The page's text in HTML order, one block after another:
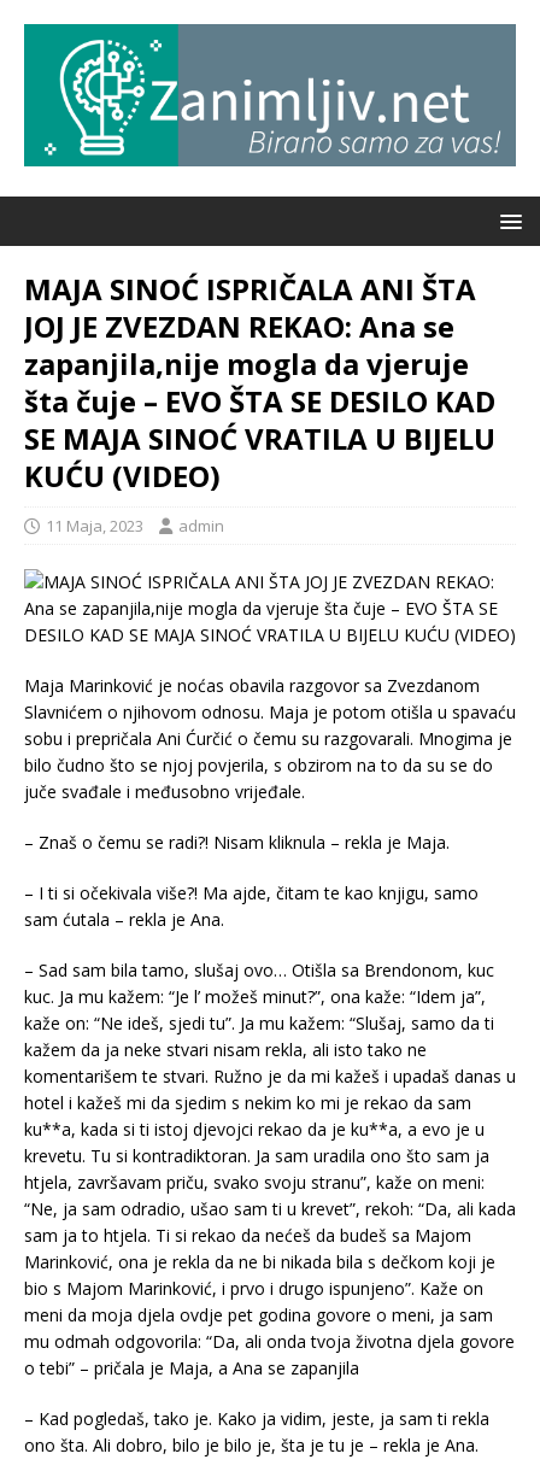
MAJA SINOĆ ISPRIČALA ANI ŠTA
JOJ JE ZVEZDAN REKAO: Ana se
zapanjila,nije mogla da vjeruje
šta čuje – EVO ŠTA SE DESILO KAD
SE MAJA SINOĆ VRATILA U BIJELU
KUĆU (VIDEO)
11 Maja, 2023 admin
Maja Marinković je noćas obavila razgovor sa Zvezdanom
Slavnićem o njihovom odnosu. Maja je potom otišla u spavaću
sobu i prepričala Ani Ćurčić o čemu su razgovarali. Mnogima je
bilo čudno što se njoj povjerila, s obzirom na to da su se do
juče svađale i međusobno vrijeđale.
– Znaš o čemu se radi?! Nisam kliknula – rekla je Maja.
– I ti si očekivala više?! Ma ajde, čitam te kao knjigu, samo
sam ćutala – rekla je Ana.
– Sad sam bila tamo, slušaj ovo… Otišla sa Brendonom, kuc
kuc. Ja mu kažem: “Je l’ možeš minut?”, ona kaže: “Idem ja”,
kaže on: “Ne ideš, sjedi tu”. Ja mu kažem: “Slušaj, samo da ti
kažem da ja neke stvari nisam rekla, ali isto tako ne
komentarišem te stvari. Ružno je da mi kažeš i upadaš danas u
hotel i kažeš mi da sjedim s nekim ko mi je rekao da sam
ku**a, kada si ti istoj djevojci rekao da je ku**a, a evo je u
krevetu. Tu si kontradiktoran. Ja sam uradila ono što sam ja
htjela, završavam priču, svako svoju stranu”, kaže on meni:
“Ne, ja sam odradio, ušao sam ti u krevet”, rekoh: “Da, ali kada
sam ja to htjela. Ti si rekao da nećeš da budeš sa Majom
Marinković, ona je rekla da ne bi nikada bila s dečkom koji je
bio s Majom Marinković, i prvo i drugo ispunjeno”. Kaže on
meni da moja djela ovdje pet godina govore o meni, ja sam
mu odmah odgovorila: “Da, ali onda tvoja životna djela govore
o tebi” – pričala je Maja, a Ana se zapanjila
– Kad pogledaš, tako je. Kako ja vidim, jeste, ja sam ti rekla
ono šta. Ali dobro, bilo je bilo je, šta je tu je – rekla je Ana.